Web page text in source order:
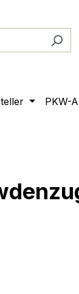
PKW-